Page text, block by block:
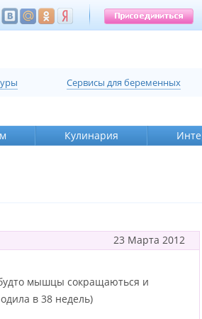
Cервисы для беременных
Кулинария
23 Марта 2012
мышцы сокращаються и
в 38 недель)